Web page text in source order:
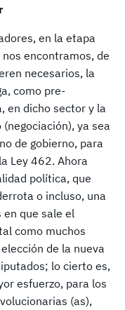
en la etapa
encontramos, de
necesarios, la
como pre-
en dicho sector y la
ya sea
de gobierno, para
Ley 462. Ahora
política, que
o incluso, una
que sale el
como muchos
de la nueva
lo cierto es,
esfuerzo, para los
(as),